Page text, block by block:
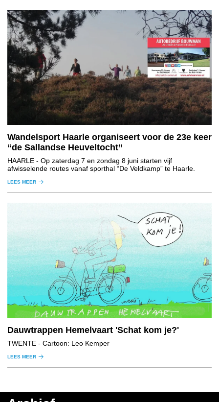
Wandelsport Haarle organiseert voor de 23e keer
“de Sallandse Heuveltocht”
HAARLE - Op zaterdag 7 en zondag 8 juni starten vijf
afwisselende routes vanaf sporthal “De Veldkamp” te Haarle.
LEES MEER
Dauwtrappen Hemelvaart 'Schat kom je?'
TWENTE - Cartoon: Leo Kemper
LEES MEER